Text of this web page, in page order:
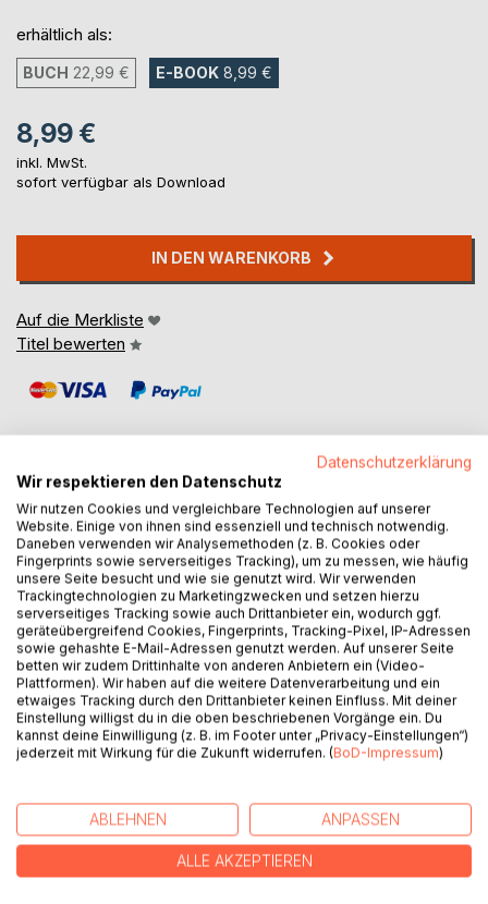
erhältlich als:
BUCH 22,99 € E-BOOK 8,99 €
8,99 €
inkl. MwSt.
sofort verfügbar als Download
IN DEN WARENKORB
Auf die Merkliste
Titel bewerten
BESCHREIBUNG
Um zehn nach zehn haben wir Mutter alarmiert und treffen
uns im Krankenhaus.
Um sechs nach elf bist du tot.
In Rom meldet sich niemand.
Ich bin mit dem Unfassbaren allein.
„Stubenhocker – eine Autopsie“ zeichnet ein Leben nach,
das vorzeitig erstarrt ist: Die schmerzvolle Trennung der
Eltern, der plötzliche Tod des Vaters, die frühe Geburt
seiner Tochter treffen Wolfgang Querbeck unvorbereitet
in ein inneres Schneckenhaus zurück und geht dem Leben
aus dem Weg. Seiner Frau erscheint er, nicht einmal 40
Jahre alt, wie tot.
In einem nüchternen, beinahe analytischen Selbstgespräch
Datenschutzerklärung
Wir respektieren den Datenschutz
Wir nutzen Cookies und vergleichbare Technologien auf unserer
Website. Einige von ihnen sind essenziell und technisch notwendig.
Daneben verwenden wir Analysemethoden (z. B. Cookies oder
Fingerprints sowie serverseitiges Tracking), um zu messen, wie häufig
unsere Seite besucht und wie sie genutzt wird. Wir verwenden
Trackingtechnologien zu Marketingzwecken und setzen hierzu
serverseitiges Tracking sowie auch Drittanbieter ein, wodurch ggf.
geräteübergreifend Cookies, Fingerprints, Tracking-Pixel, IP-Adressen
sowie gehashte E-Mail-Adressen genutzt werden. Auf unserer Seite
betten wir zudem Drittinhalte von anderen Anbietern ein (Video-
Plattformen). Wir haben auf die weitere Datenverarbeitung und ein
etwaiges Tracking durch den Drittanbieter keinen Einfluss. Mit deiner
Einstellung willigst du in die oben beschriebenen Vorgänge ein. Du
kannst deine Einwilligung (z. B. im Footer unter „Privacy-Einstellungen“)
jederzeit mit Wirkung für die Zukunft widerrufen. (BoD-Impressum)
ABLEHNEN ANPASSEN
ALLE AKZEPTIEREN